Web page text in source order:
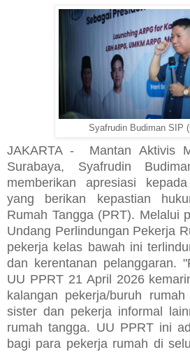
Syafrudin Budiman SIP
JAKARTA - Mantan Aktivis
Surabaya, Syafrudin
memberikan apresiasi
yang berikan kepastian
Rumah Tangga (PRT). Melalui
Undang Perlindungan Pekerja
pekerja kelas bawah ini
dan kerentanan pelanggaran.
UU PPRT 21 April 2026
kalangan pekerja/buruh
sister dan pekerja informal
rumah tangga. UU PPRT ini
bagi para pekerja rumah di